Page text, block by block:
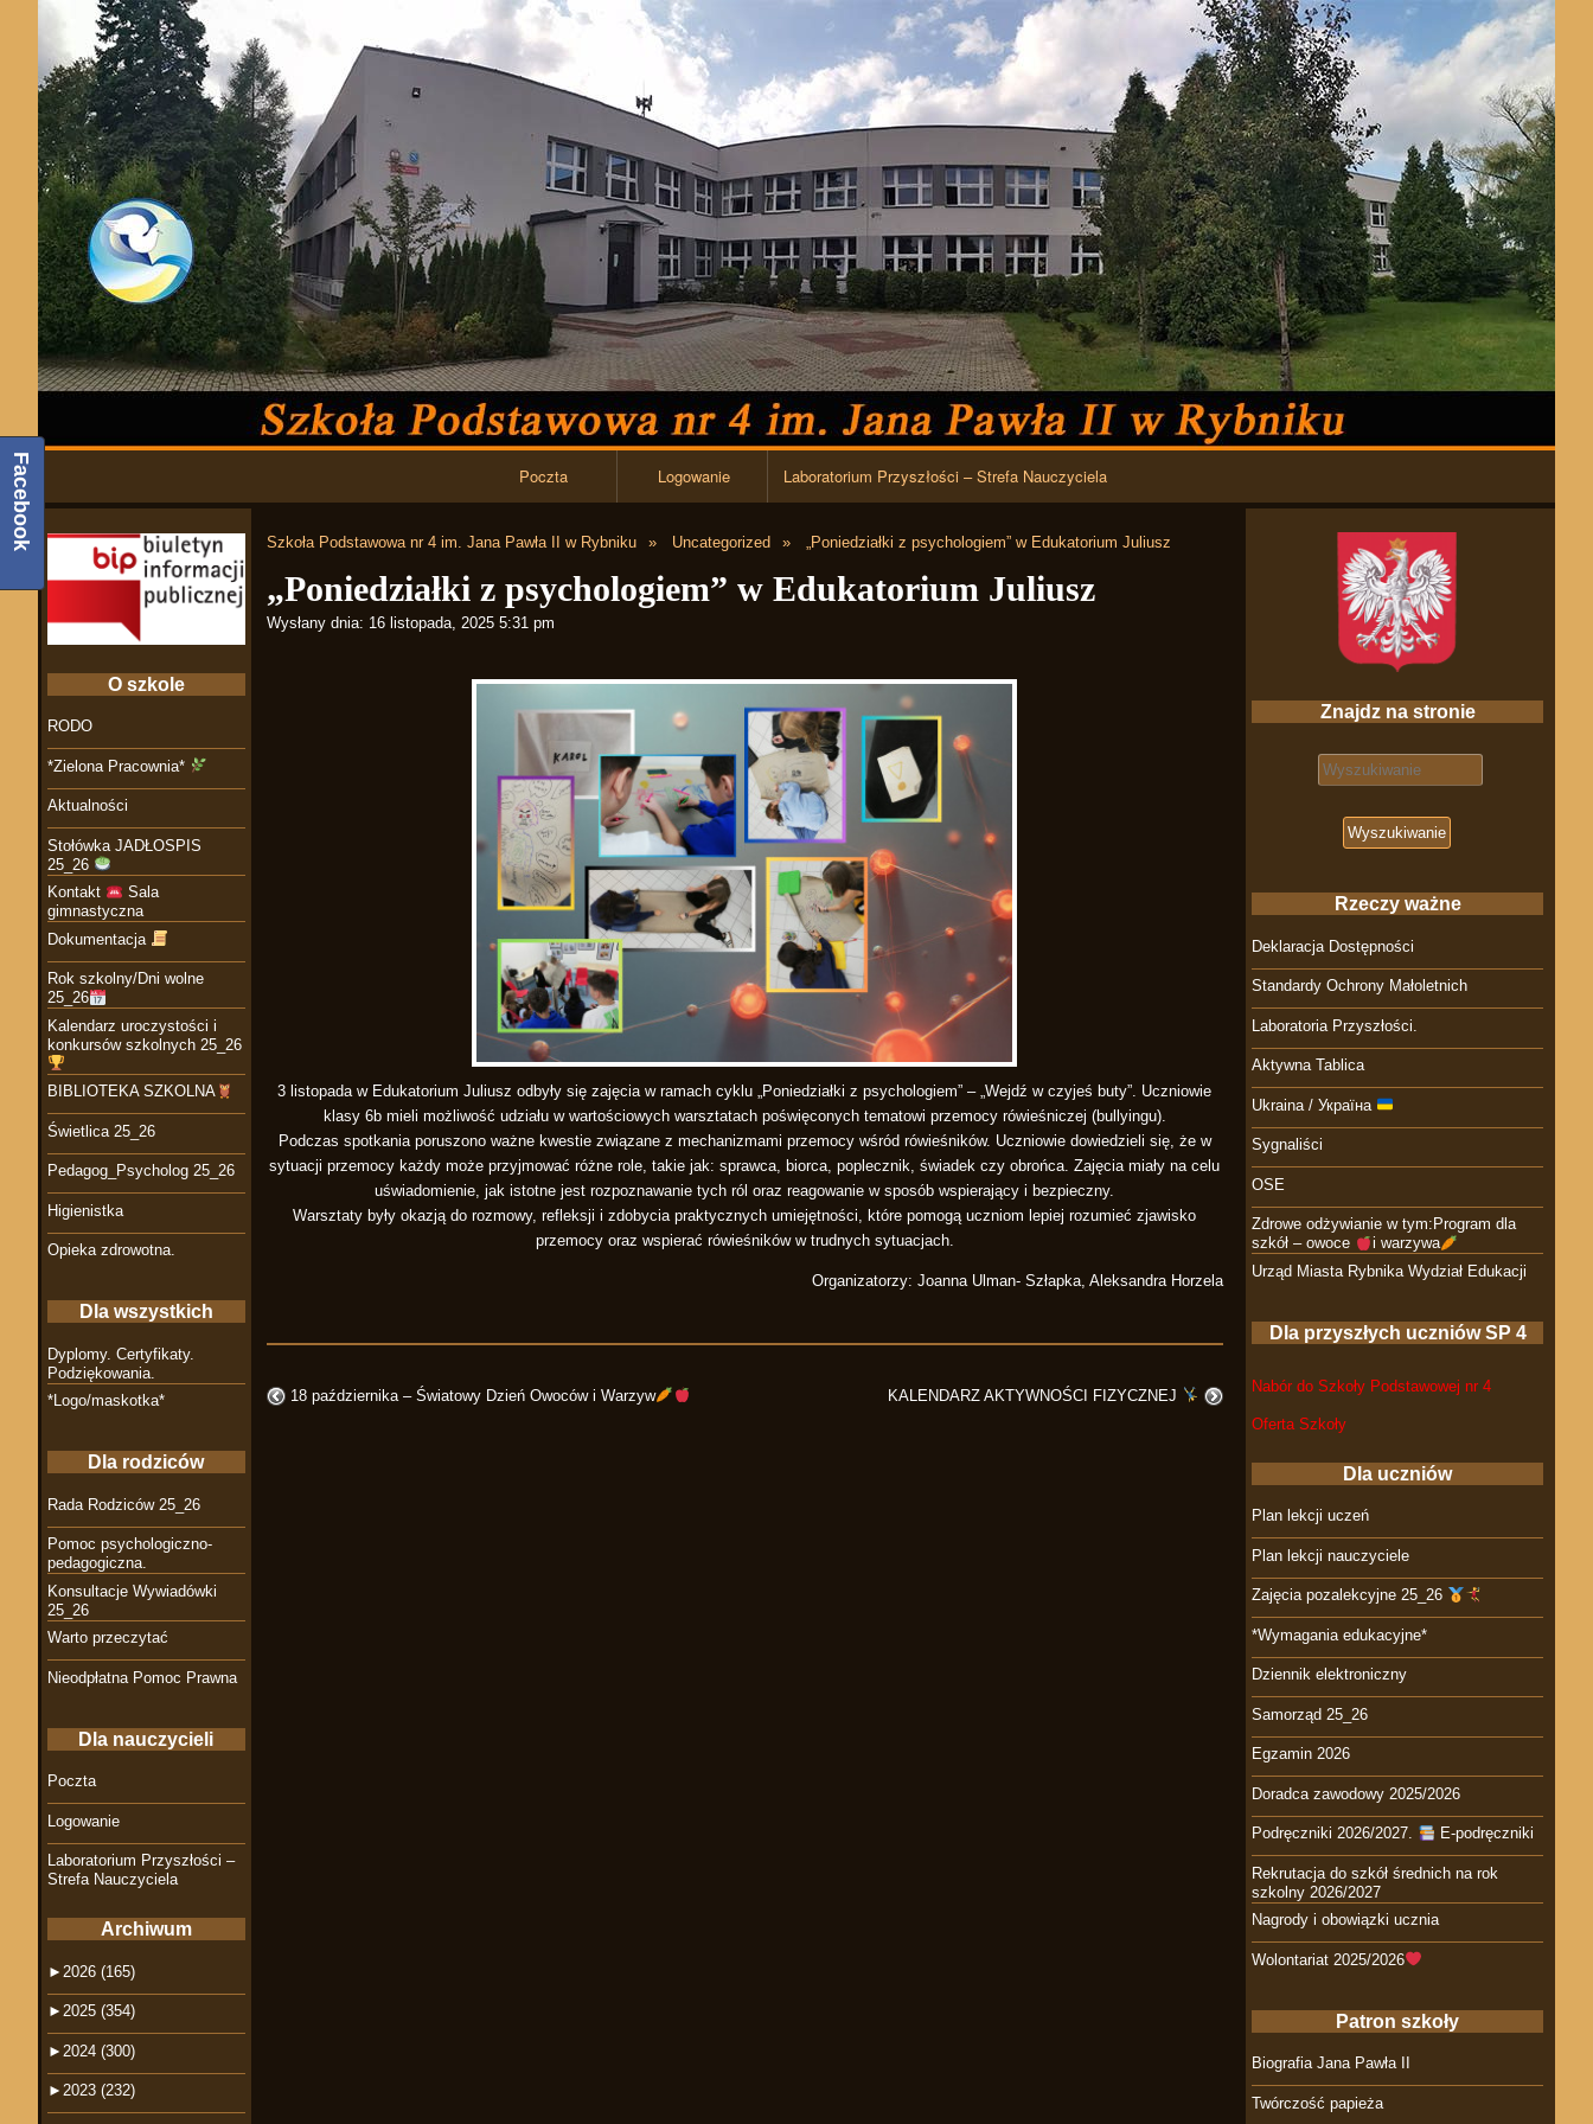
Przejdź do zawartości
Poczta Logowanie Laboratorium Przyszłości – Strefa Nauczyciela
Szkoła Podstawowa nr 4 im. Jana Pawła II w Rybniku Uncategorized „Poniedziałki z psychologiem” w Edukatorium Juliusz
„Poniedziałki z psychologiem” w Edukatorium Juliusz
Wysłany dnia: 16 listopada, 2025 5:31 pm
3 listopada w Edukatorium Juliusz odbyły się zajęcia w ramach cyklu „Poniedziałki z psychologiem” – „Wejdź w czyjeś buty”. Uczniowie
klasy 6b mieli możliwość udziału w wartościowych warsztatach poświęconych tematowi przemocy rówieśniczej (bullyingu).
Podczas spotkania poruszono ważne kwestie związane z mechanizmami przemocy wśród rówieśników. Uczniowie dowiedzieli się, że w
sytuacji przemocy każdy może przyjmować różne role, takie jak: sprawca, biorca, poplecznik, świadek czy obrońca. Zajęcia miały na celu
uświadomienie, jak istotne jest rozpoznawanie tych ról oraz reagowanie w sposób wspierający i bezpieczny.
Warsztaty były okazją do rozmowy, refleksji i zdobycia praktycznych umiejętności, które pomogą uczniom lepiej rozumieć zjawisko
przemocy oraz wspierać rówieśników w trudnych sytuacjach.
Organizatorzy: Joanna Ulman- Szłapka, Aleksandra Horzela
18 października – Światowy Dzień Owoców i Warzyw KALENDARZ AKTYWNOŚCI FIZYCZNEJ
Znajdz na stronie
Search for:
Rzeczy ważne
Deklaracja Dostępności
Standardy Ochrony Małoletnich
Laboratoria Przyszłości.
Aktywna Tablica
Ukraina / Україна
Sygnaliści
OSE
Zdrowe odżywianie w tym:Program dla
szkół – owoce
i warzywa
Urząd Miasta Rybnika Wydział Edukacji
Dla przyszłych uczniów SP 4
Nabór do Szkoły Podstawowej nr 4
Oferta Szkoły
Dla uczniów
Plan lekcji uczeń
Plan lekcji nauczyciele
Zajęcia pozalekcyjne 25_26
*Wymagania edukacyjne*
Dziennik elektroniczny
Samorząd 25_26
Egzamin 2026
Doradca zawodowy 2025/2026
Podręczniki 2026/2027. E-podręczniki
Rekrutacja do szkół średnich na rok
szkolny 2026/2027
Nagrody i obowiązki ucznia
Wolontariat 2025/2026
Patron szkoły
Biografia Jana Pawła II
Twórczość papieża
O szkole
RODO
*Zielona Pracownia*
Aktualności
Stołówka JADŁOSPIS
25_26
Kontakt
Sala
gimnastyczna
Dokumentacja
Rok szkolny/Dni wolne
25_26
Kalendarz uroczystości i
konkursów szkolnych 25_26
BIBLIOTEKA SZKOLNA
Świetlica 25_26
Pedagog_Psycholog 25_26
Higienistka
Opieka zdrowotna.
Dla wszystkich
Dyplomy. Certyfikaty.
Podziękowania.
*Logo/maskotka*
Dla rodziców
Rada Rodziców 25_26
Pomoc psychologiczno-
pedagogiczna.
Konsultacje Wywiadówki
25_26
Warto przeczytać
Nieodpłatna Pomoc Prawna
Dla nauczycieli
Poczta
Logowanie
Laboratorium Przyszłości –
Strefa Nauczyciela
Archiwum
► 2026 (165)
► 2025 (354)
► 2024 (300)
► 2023 (232)
Facebook